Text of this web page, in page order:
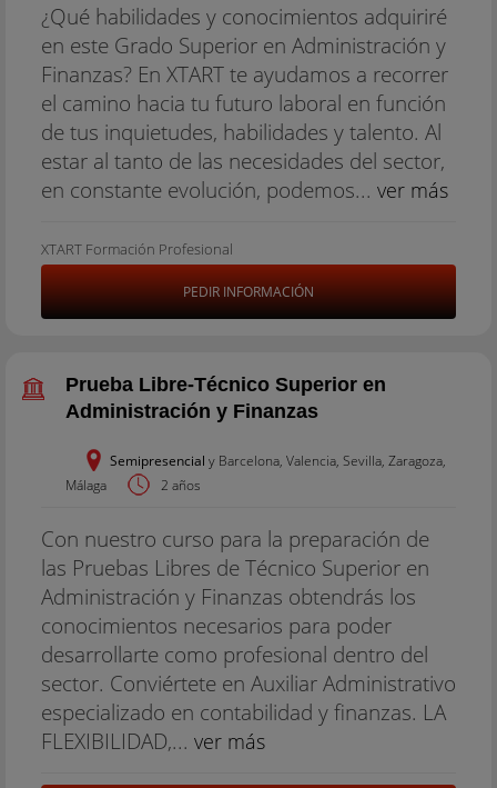
¿Qué habilidades y conocimientos adquiriré
en este Grado Superior en Administración y
Finanzas? En XTART te ayudamos a recorrer
el camino hacia tu futuro laboral en función
de tus inquietudes, habilidades y talento. Al
estar al tanto de las necesidades del sector,
en constante evolución, podemos... ver más
XTART Formación Profesional
PEDIR INFORMACIÓN
Prueba Libre-Técnico Superior en
Administración y Finanzas
Semipresencial y Barcelona, Valencia, Sevilla, Zaragoza,
Málaga
2 años
Con nuestro curso para la preparación de
las Pruebas Libres de Técnico Superior en
Administración y Finanzas obtendrás los
conocimientos necesarios para poder
desarrollarte como profesional dentro del
sector. Conviértete en Auxiliar Administrativo
especializado en contabilidad y finanzas. LA
FLEXIBILIDAD,... ver más